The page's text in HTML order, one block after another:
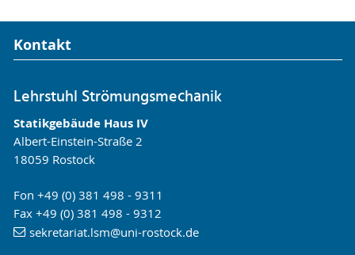
Windkraftanlagen
Teilprojekt:Fließexperimente
Informationen
Teilprojekt:Entwicklung einer strukturierten
Vorbild der Natur
Informationen
Kontakt
Lehrstuhl Strömungsmechanik
Statikgebäude Haus IV
Albert-Einstein-Straße 2
18059 Rostock
Fon +49 (0) 381 498 - 9311
Fax +49 (0) 381 498 - 9312
sekretariat.lsm@uni-rostock.de